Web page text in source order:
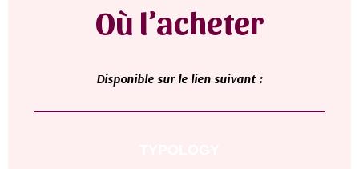
Où l’acheter
Disponible sur le lien suivant :